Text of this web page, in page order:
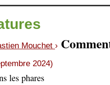
Mouchet ›
2024)
les phares